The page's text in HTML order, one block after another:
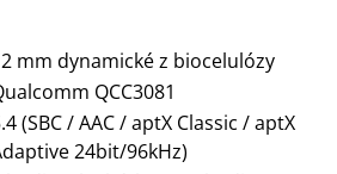
mm dynamické z biocelulózy
QCC3081
(SBC / AAC / aptX Classic / aptX
24bit/96kHz)